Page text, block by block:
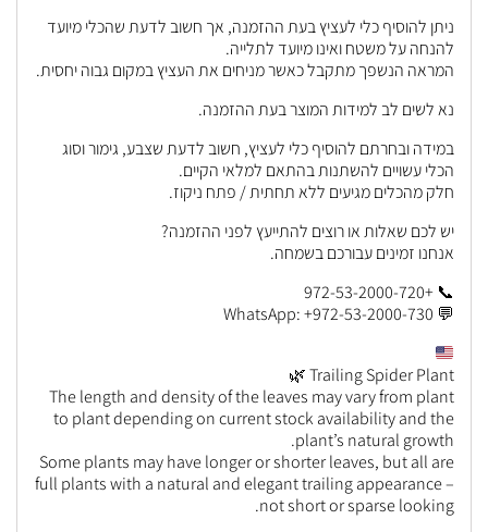
ניתן להוסיף כלי לעציץ בעת ההזמנה, אך חשוב לדעת שהכלי מיועד
להנחה על משטח ואינו מיועד לתלייה.
המראה הנשפך מתקבל כאשר מניחים את העציץ במקום גבוה יחסית.
נא לשים לב למידות המוצר בעת ההזמנה.
במידה ובחרתם להוסיף כלי לעציץ, חשוב לדעת שצבע, גימור וסוג
הכלי עשויים להשתנות בהתאם למלאי הקיים.
חלק מהכלים מגיעים ללא תחתית / פתח ניקוז.
יש לכם שאלות או רוצים להתייעץ לפני ההזמנה?
אנחנו זמינים עבורכם בשמחה.
📞 +972-53-2000-720
💬 WhatsApp: +972-53-2000-730
Trailing Spider Plant 🌿
The length and density of the leaves may vary from plant
to plant depending on current stock availability and the
plant’s natural growth.
Some plants may have longer or shorter leaves, but all are
full plants with a natural and elegant trailing appearance –
not short or sparse looking.